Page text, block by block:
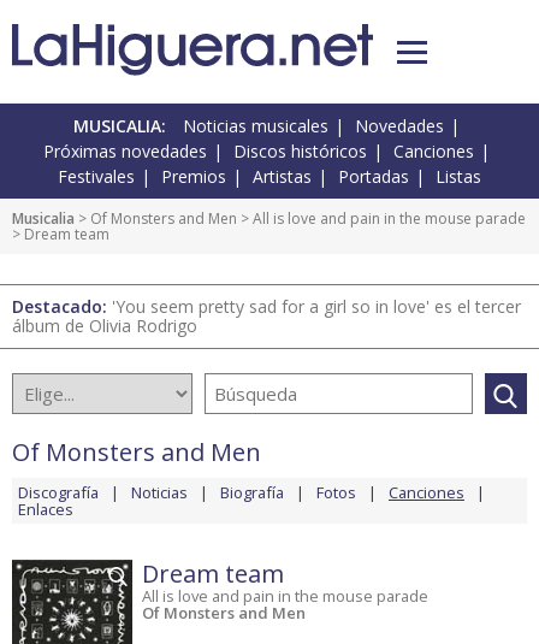
MUSICALIA: Noticias musicales
Novedades
Próximas novedades
Discos históricos
Canciones
Festivales
Premios Artistas Portadas Listas
Musicalia > Of Monsters and Men >All is love and pain in the mouse parade
> Dream team
Destacado: 'You seem pretty sad for a girl so in love' es el tercer
álbum de Olivia Rodrigo
Of Monsters and Men
Discografía Noticias Biografía Fotos Canciones
Enlaces
Dream team
All is love and pain in the mouse parade
Of Monsters and Men